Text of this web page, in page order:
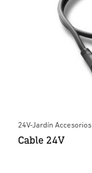
24V-Jardín Accesorios
Cable 24V